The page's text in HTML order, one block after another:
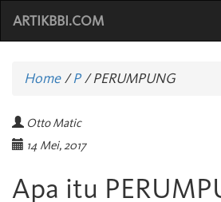
ARTIKBBI.COM
Home/P /PERUMPUNG
Otto Matic
14 Mei, 2017
Apa itu